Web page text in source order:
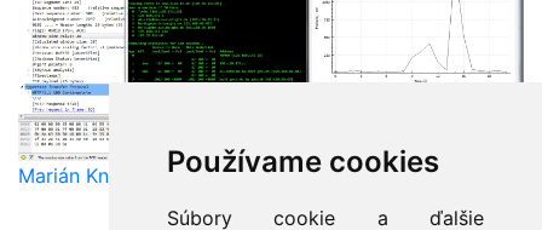
Používame cookies
Súbory cookie a ďalšie
Marián Knězek